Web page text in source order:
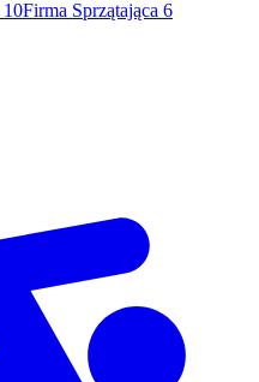
10Firma Sprzątająca 6